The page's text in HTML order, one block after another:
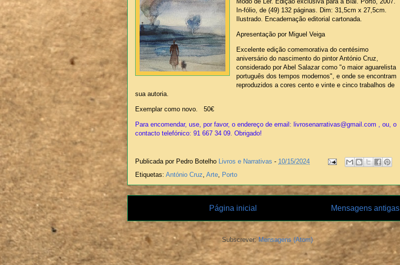
In-fólio, de (49) 132 páginas. Dim: 31,5cm x 27,5cm.
Ilustrado. Encadernação editorial cartonada.
Apresentação por Miguel Veiga
Excelente edição comemorativa do centésimo
aniversário do nascimento do pintor António Cruz,
considerado por Abel Salazar como "o maior aguarelista
português dos tempos modernos", e onde se encontram
reproduzidos a cores cento e vinte e cinco trabalhos de
sua autoria.
Exemplar como novo. 50€
Para encomendar, use, por favor, o endereço de email: livrosenarrativas@gmail.com , ou, o
contacto telefónico: 91 667 34 09. Obrigado!
Publicada por Pedro Botelho Livros e Narrativas - 10/15/2024
Etiquetas: António Cruz, Arte, Porto
Mensagens antigas
Página inicial
Subscrever: Mensagens (Atom)